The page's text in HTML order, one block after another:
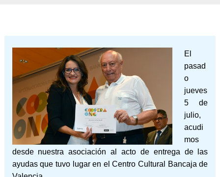
El
pasad
o
jueves
5 de
julio,
acudi
mos
desde nuestra asociación al acto de entrega de las
ayudas que tuvo lugar en el Centro Cultural Bancaja de